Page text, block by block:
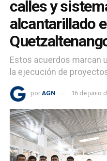
calles y
alcantarillado
Estos acuerdos marcan
la ejecución de
por AGN 16 de junio